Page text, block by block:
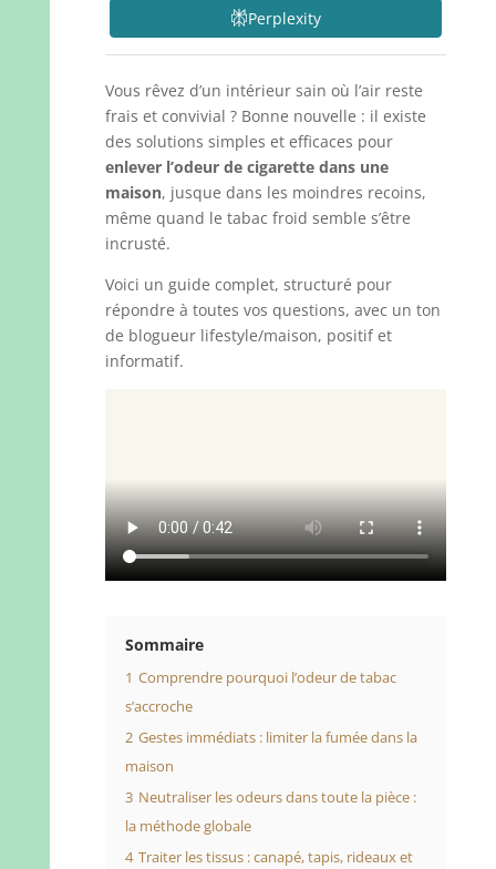
Perplexity
Vous rêvez d’un intérieur sain où l’air reste
frais et convivial ? Bonne nouvelle : il existe
des solutions simples et efficaces pour
enlever l’odeur de cigarette dans une
maison, jusque dans les moindres recoins,
même quand le tabac froid semble s’être
incrusté.
Voici un guide complet, structuré pour
répondre à toutes vos questions, avec un ton
de blogueur lifestyle/maison, positif et
informatif.
Sommaire
1 Comprendre pourquoi l’odeur de tabac
s’accroche
2 Gestes immédiats : limiter la fumée dans la
maison
3 Neutraliser les odeurs dans toute la pièce :
la méthode globale
4 Traiter les tissus : canapé, tapis, rideaux et